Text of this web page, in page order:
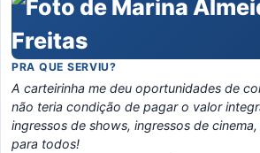
PRA QUE SERVIU?
A carteirinha me deu oportunidades de
não teria condição de pagar o valor
ingressos de shows, ingressos de
para todos!